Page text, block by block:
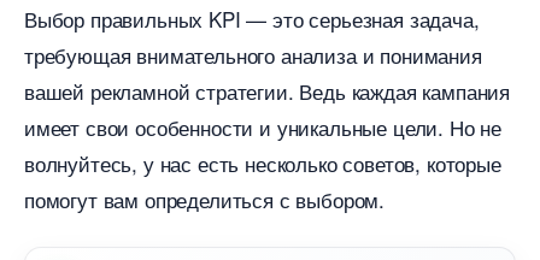
ыбор правильных KPI — это серьезная задача,
требующая внимательного анализа и понимания
ашей рекламной стратегии. Ведь каждая кампания
имеет свои особенности и уникальные цели. Но не
олнуйтесь, у нас есть несколько советов, которые
помогут вам определиться с выбором.